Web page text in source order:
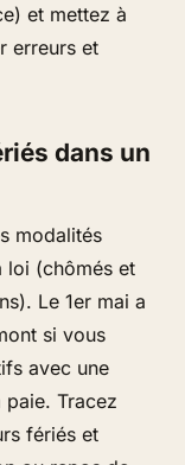
et mettez à
erreurs et
dans un
modalités
loi (chômés et
Le 1er mai a
si vous
avec une
Tracez
fériés et